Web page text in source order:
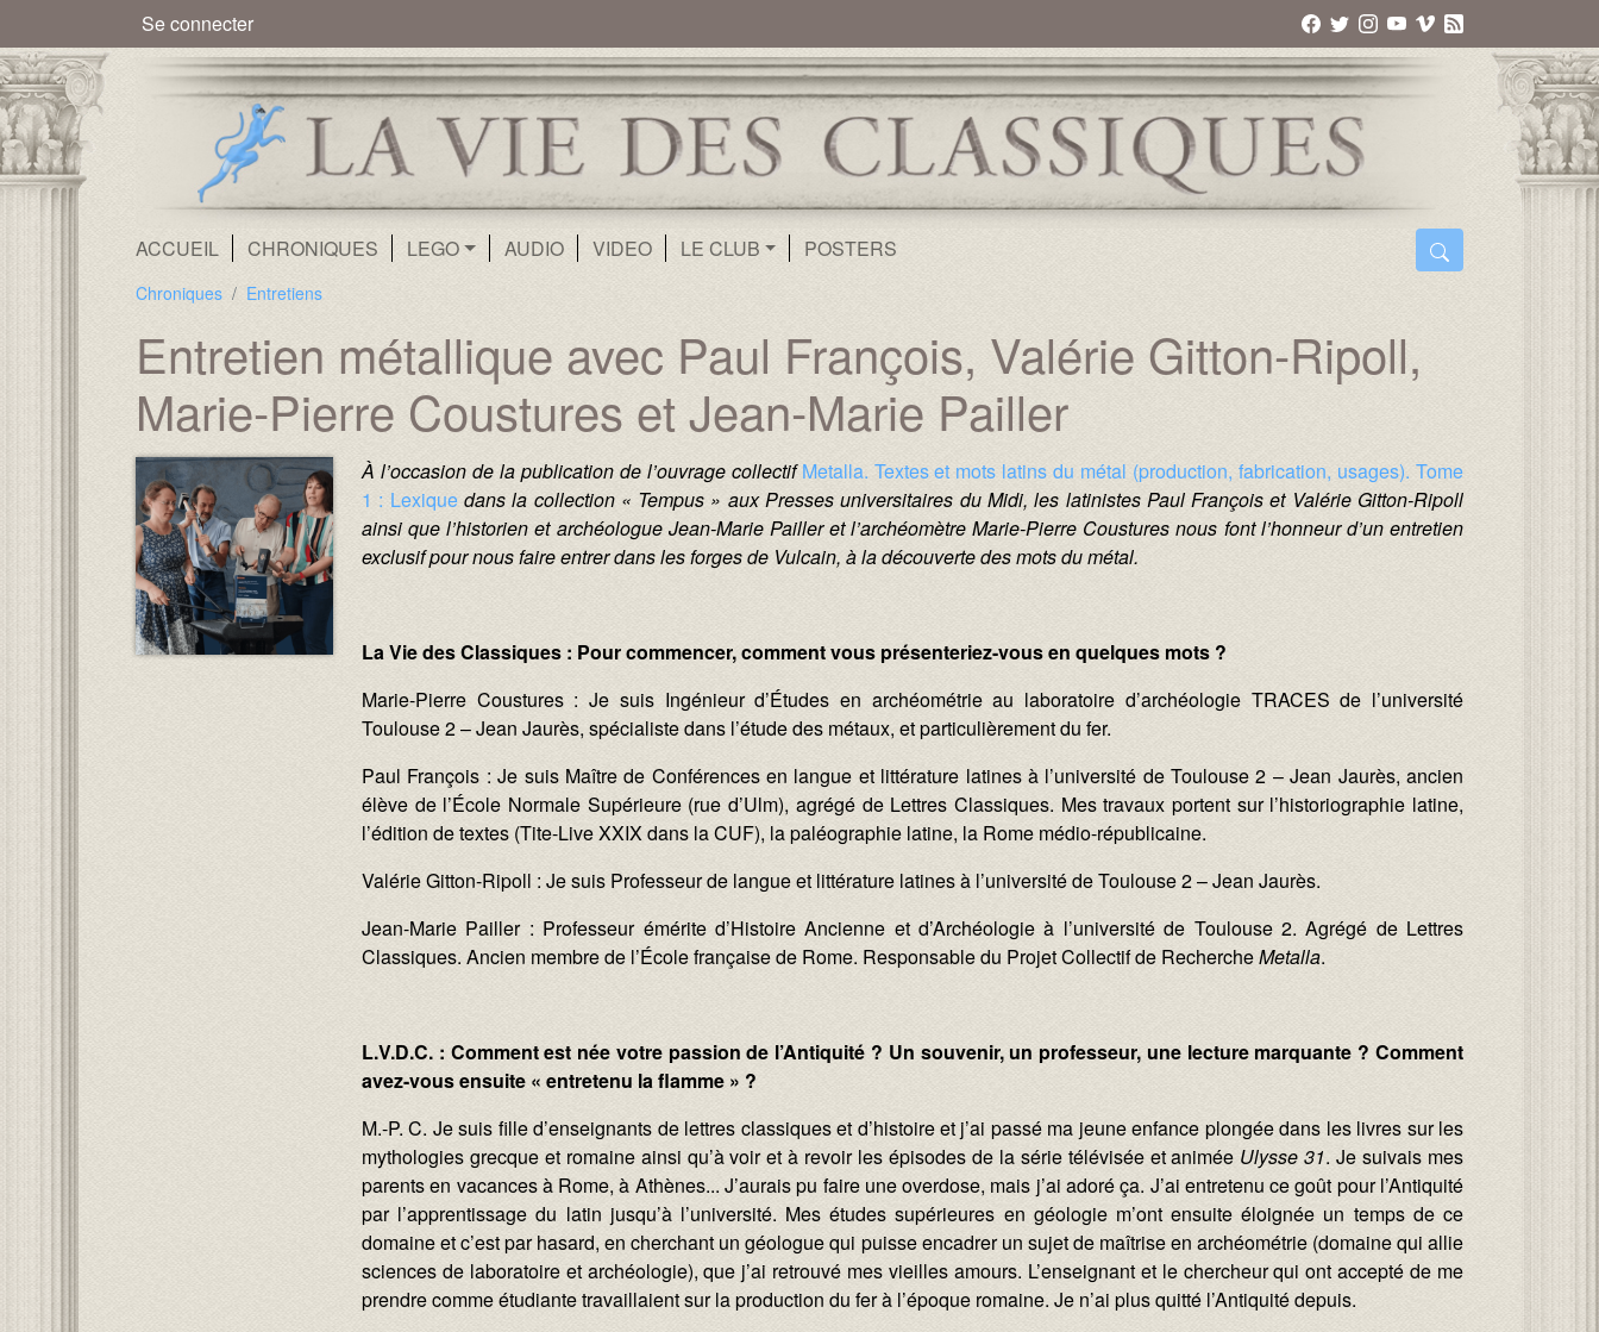
Menu du compte de l'utilisateur
Se connecter
Navigation principale
ACCUEIL CHRONIQUES LEGO AUDIO VIDEO LE CLUB POSTERS
Chroniques Entretiens
Entretien métallique avec Paul François, Valérie Gitton-Ripoll,
Marie-Pierre Coustures et Jean-Marie Pailler
Média :
Image : Texte :
À l’occasion de la publication de l’ouvrage collectifMetalla. Textes et mots latins du métal (production, fabrication, usages). Tome
1 : Lexiquedans la collection « Tempus » aux Presses universitaires du Midi, les latinistes Paul François et Valérie Gitton-Ripoll
ainsi que l’historien et archéologue Jean-Marie Pailler et l’archéomètre Marie-Pierre Coustures nous font l’honneur d’un entretien
exclusif pour nous faire entrer dans les forges de Vulcain, à la découverte des mots du métal.
La Vie des Classiques : Pour commencer, comment vous présenteriez-vous en quelques mots ?
Marie-Pierre Coustures : Je suis Ingénieur d’Études en archéométrie au laboratoire d’archéologie TRACES de l’université
Toulouse 2 – Jean Jaurès, spécialiste dans l’étude des métaux, et particulièrement du fer.
Paul François : Je suis Maître de Conférences en langue et littérature latines à l’université de Toulouse 2 – Jean Jaurès, ancien
élève de l’École Normale Supérieure (rue d’Ulm), agrégé de Lettres Classiques. Mes travaux portent sur l’historiographie latine,
l’édition de textes (Tite-Live XXIX dans la CUF), la paléographie latine, la Rome médio-républicaine.
Valérie Gitton-Ripoll : Je suis Professeur de langue et littérature latines à l’université de Toulouse 2 – Jean Jaurès.
Jean-Marie Pailler : Professeur émérite d’Histoire Ancienne et d’Archéologie à l’université de Toulouse 2. Agrégé de Lettres
Classiques. Ancien membre de l’École française de Rome. Responsable du Projet Collectif de RechercheMetalla.
L.V.D.C. : Comment est née votre passion de l’Antiquité ? Un souvenir, un professeur, une lecture marquante ? Comment
avez-vous ensuite « entretenu la flamme » ?
M.-P. C. Je suis fille d’enseignants de lettres classiques et d’histoire et j’ai passé ma jeune enfance plongée dans les livres sur les
mythologies grecque et romaine ainsi qu’à voir et à revoir les épisodes de la série télévisée et animée Ulysse 31. Je suivais mes
parents en vacances à Rome, à Athènes... J’aurais pu faire une overdose, mais j’ai adoré ça. J’ai entretenu ce goût pour l’Antiquité
par l’apprentissage du latin jusqu’à l’université. Mes études supérieures en géologie m’ont ensuite éloignée un temps de ce
domaine et c’est par hasard, en cherchant un géologue qui puisse encadrer un sujet de maîtrise en archéométrie (domaine qui allie
sciences de laboratoire et archéologie), que j’ai retrouvé mes vieilles amours. L’enseignant et le chercheur qui ont accepté de me
prendre comme étudiante travaillaient sur la production du fer à l’époque romaine. Je n’ai plus quitté l’Antiquité depuis.